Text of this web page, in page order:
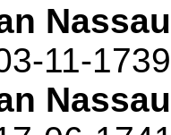
11-